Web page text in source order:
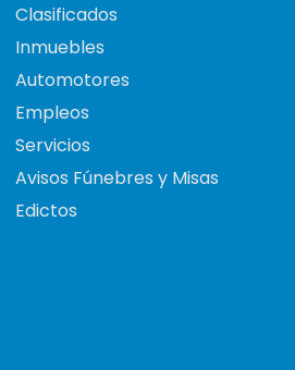
Clasificados
Inmuebles
Automotores
Empleos
Servicios
Avisos Fúnebres y Misas
Edictos